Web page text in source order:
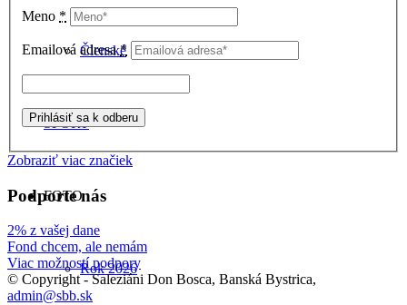
Členské
ŠPORT
FOTO
Rok 2026
Meno *
Emailová adresa*
Zobraziť viac značiek
Podporte nás
2% z vašej dane
Fond chcem, ale nemám
Viac možností podpory
© Copyright - Saleziáni Don Bosca, Banská Bystrica,
admin@sbb.sk